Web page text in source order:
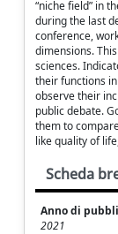
“niche field” in
during the last
conference,
dimensions.
sciences.
their functions
observe their
public debate.
them to
like quality of
Scheda
Anno di
2021